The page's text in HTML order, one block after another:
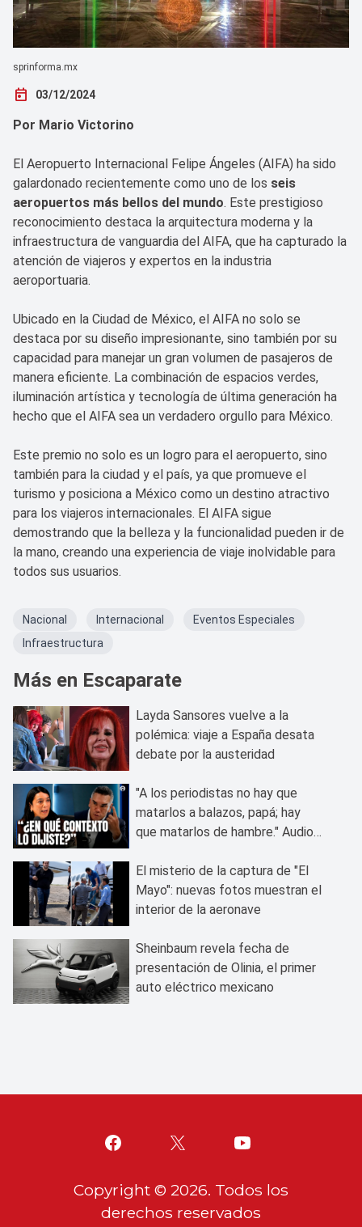
sprinforma.mx
today 03/12/2024
Por Mario Victorino
El Aeropuerto Internacional Felipe Ángeles (AIFA) ha sido
galardonado recientemente como uno de los seis
aeropuertos más bellos del mundo. Este prestigioso
reconocimiento destaca la arquitectura moderna y la
infraestructura de vanguardia del AIFA, que ha capturado la
atención de viajeros y expertos en la industria
aeroportuaria.
Ubicado en la Ciudad de México, el AIFA no solo se
destaca por su diseño impresionante, sino también por su
capacidad para manejar un gran volumen de pasajeros de
manera eficiente. La combinación de espacios verdes,
iluminación artística y tecnología de última generación ha
hecho que el AIFA sea un verdadero orgullo para México.
Este premio no solo es un logro para el aeropuerto, sino
también para la ciudad y el país, ya que promueve el
turismo y posiciona a México como un destino atractivo
para los viajeros internacionales. El AIFA sigue
demostrando que la belleza y la funcionalidad pueden ir de
la mano, creando una experiencia de viaje inolvidable para
todos sus usuarios.
Nacional Internacional
Eventos Especiales
Infraestructura
Más en Escaparate
Layda Sansores vuelve a la
polémica: viaje a España desata
debate por la austeridad
"A los periodistas no hay que
matarlos a balazos, papá; hay
que matarlos de hambre." Audios
Moreno
El misterio de la captura de "El
Mayo": nuevas fotos muestran el
interior de la aeronave
Sheinbaum revela fecha de
presentación de Olinia, el primer
auto eléctrico mexicano
Copyright © 2026. Todos los
derechos reservados